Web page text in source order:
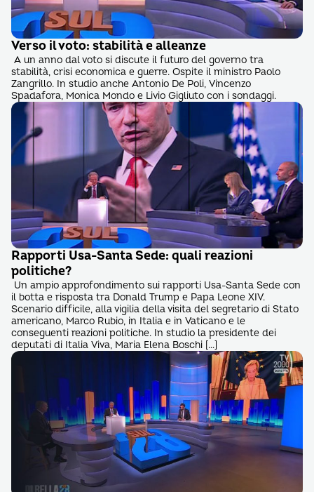
Verso il voto: stabilità e alleanze
A un anno dal voto si discute il futuro del governo tra
stabilità, crisi economica e guerre. Ospite il ministro Paolo
Zangrillo. In studio anche Antonio De Poli, Vincenzo
Spadafora, Monica Mondo e Livio Gigliuto con i sondaggi.
Rapporti Usa-Santa Sede: quali reazioni
politiche?
Un ampio approfondimento sui rapporti Usa-Santa Sede con
il botta e risposta tra Donald Trump e Papa Leone XIV.
Scenario difficile, alla vigilia della visita del segretario di Stato
americano, Marco Rubio, in Italia e in Vaticano e le
conseguenti reazioni politiche. In studio la presidente dei
deputati di Italia Viva, Maria Elena Boschi […]